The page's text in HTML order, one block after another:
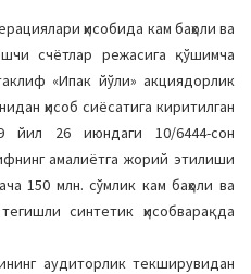
ҳисобида кам баҳоли ва
счётлaр режaсига қўшимча
«Ипак йўли» акциядорлик
ҳисоб сиёсатига киритилган
йил 26 июндaги 10/6444-сон
aмaлиётгa жорий этилиши
150 млн. сўмлик кам баҳоли ва
синтетик ҳисобварақда
аудиторлик текширувидан